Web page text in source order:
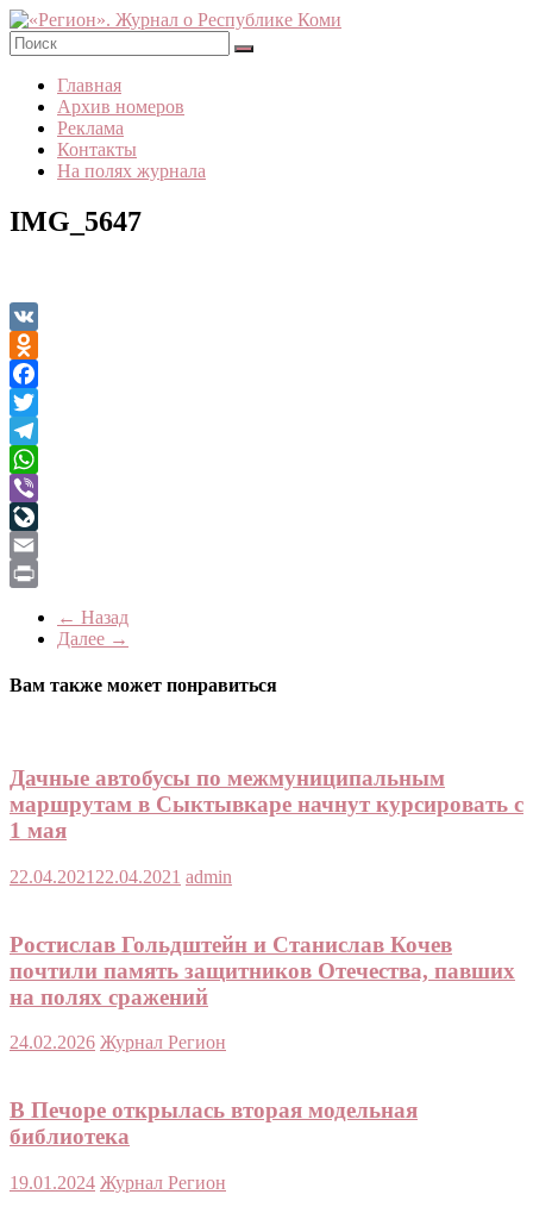
Skip
to
content
«Регион».
Журнал
Республике
Коми
Главная
Архив номеров
Реклама
Контакты
На полях журнала
IMG_5647
VK
Odnoklassniki
Facebook
Twitter
Telegram
WhatsApp
Viber
LiveJournal
Email
← Назад
Далее →
Вам также может понравиться
Дачные автобусы по межмуниципальным
маршрутам в Сыктывкаре начнут курсировать с
1 мая
22.04.2021 22.04.2021 admin
Ростислав Гольдштейн и Станислав Кочев
почтили память защитников Отечества, павших
на полях сражений
24.02.2026 Журнал Регион
В Печоре открылась вторая модельная
библиотека
19.01.2024 Журнал Регион